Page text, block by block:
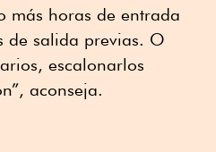
más horas de entrada
de salida previas. O
escalonarlos
aconseja.